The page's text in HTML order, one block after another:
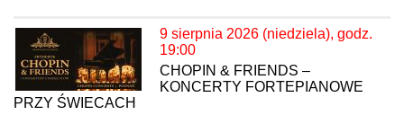
9 sierpnia 2026 (niedziela), godz.
19:00
CHOPIN & FRIENDS –
KONCERTY FORTEPIANOWE
PRZY ŚWIECACH